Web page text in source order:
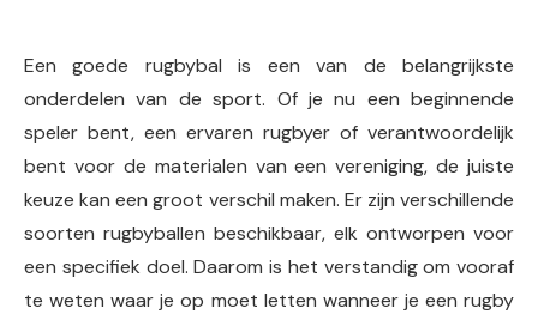
Een goede rugbybal is een van de belangrijkste
onderdelen van de sport. Of je nu een beginnende
speler bent, een ervaren rugbyer of verantwoordelijk
bent voor de materialen van een vereniging, de juiste
keuze kan een groot verschil maken. Er zijn verschillende
soorten rugbyballen beschikbaar, elk ontworpen voor
een specifiek doel. Daarom is het verstandig om vooraf
te weten waar je op moet letten wanneer je een rugby